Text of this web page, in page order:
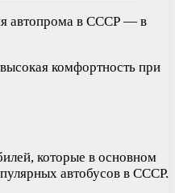
автопрома в СССР — в
комфортность при
которые в основном
автобусов в СССР.